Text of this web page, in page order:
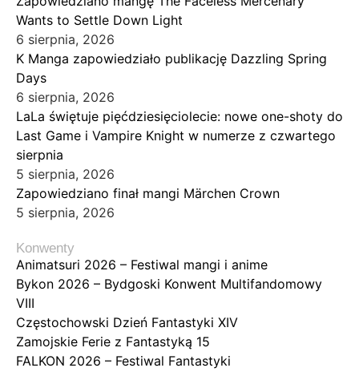
Wants to Settle Down Light
6 sierpnia, 2026
K Manga zapowiedziało publikację Dazzling Spring
Days
6 sierpnia, 2026
LaLa świętuje pięćdziesięciolecie: nowe one-shoty do
Last Game i Vampire Knight w numerze z czwartego
sierpnia
5 sierpnia, 2026
Zapowiedziano finał mangi Märchen Crown
5 sierpnia, 2026
Konwenty
Animatsuri 2026 – Festiwal mangi i anime
Bykon 2026 – Bydgoski Konwent Multifandomowy
VIII
Częstochowski Dzień Fantastyki XIV
Zamojskie Ferie z Fantastyką 15
FALKON 2026 – Festiwal Fantastyki